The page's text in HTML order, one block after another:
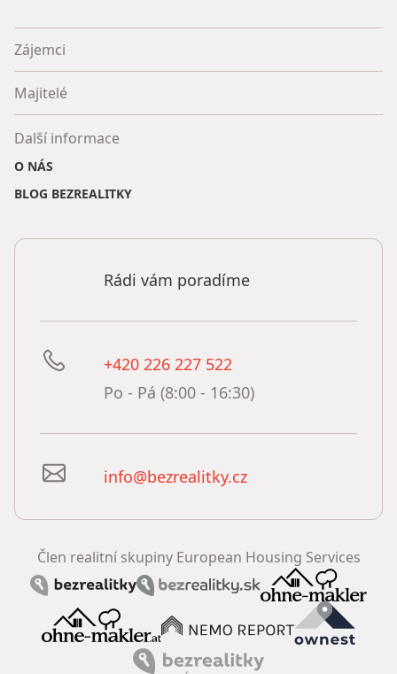
Zájemci
Majitelé
Další informace
O NÁS
BLOG BEZREALITKY
Rádi vám poradíme
+420 226 227 522
Po - Pá (8:00 - 16:30)
info@bezrealitky.cz
Člen realitní skupiny European Housing Services